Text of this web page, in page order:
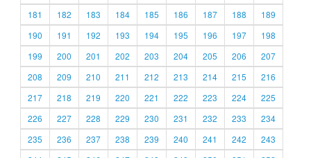
181
182 183 184 185 186 187 188
189
190
191 192 193 194 195 196 197
198
199
200 201 202 203 204 205 206
207
208
209 210 211 212 213 214 215
216
217
218 219 220 221 222 223 224
225
226
227 228 229 230 231 232 233
234
235
236 237 238 239 240 241 242
243